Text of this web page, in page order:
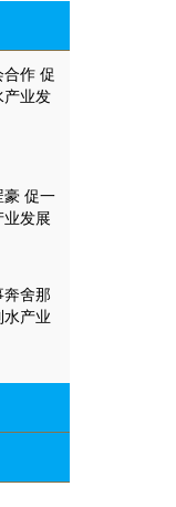
合作 促
产业发
豪 促一
业发展
奔舍那
水产业
产业发